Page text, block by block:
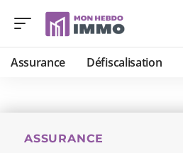
Assurance Défiscalisation
ASSURANCE